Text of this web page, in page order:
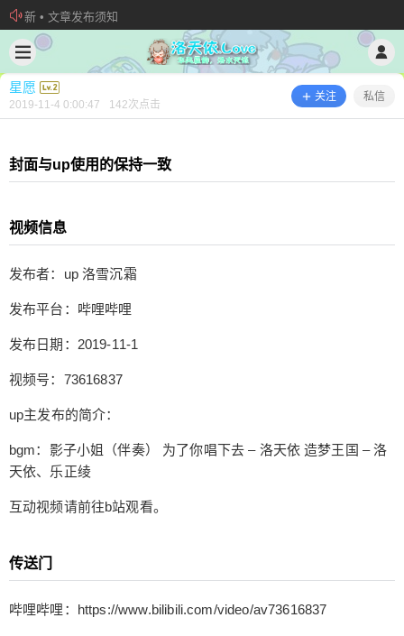
新 • 文章发布须知
欢迎加入“VOCALOID洛天依“QQ群！
加入本站管理团队
星愿
2019-11-4 0:00:47 142次点击
关注 私信
封面与up使用的保持一致
视频信息
发布者：up 洛雪沉霜
发布平台：哔哩哔哩
发布日期：2019-11-1
视频号：73616837
up主发布的简介：
bgm：影子小姐（伴奏） 为了你唱下去 – 洛天依 造梦王国 – 洛
天依、乐正绫
互动视频请前往b站观看。
传送门
哔哩哔哩：https://www.bilibili.com/video/av73616837
星愿 @ 洛天依.Love
雪沉霜 发布平台：哔哩哔哩 发布日期：2019-11-1
小姐（伴奏） 为了你唱下去 – 洛天依 造梦王国 –
洛天依、乐正绫 互动视频请前往b站观看。 传送门
哔哩哔哩：https://www.bilibili.com/video/av736168